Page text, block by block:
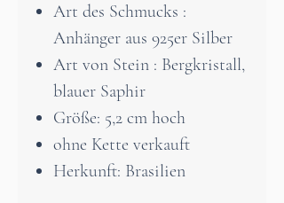
Art des Schmucks :
Anhänger aus 925er Silber
Art von Stein : Bergkristall,
blauer Saphir
Größe: 5,2 cm hoch
ohne Kette verkauft
Herkunft: Brasilien